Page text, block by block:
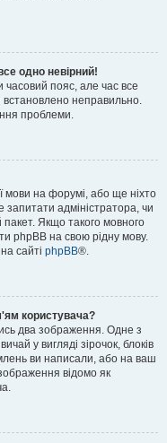
одно невірний!
пояс, але час все
встановлено неправильно.
проблеми.
мови на форумі, або ще ніхто
адміністратора, чи
Якщо такого мовного
phpBB на свою рідну мову.
сайті phpBB®.
користувача?
два зображення. Одне з
у вигляді зірочок, блоків
ви написали, або на ваш
відомо як